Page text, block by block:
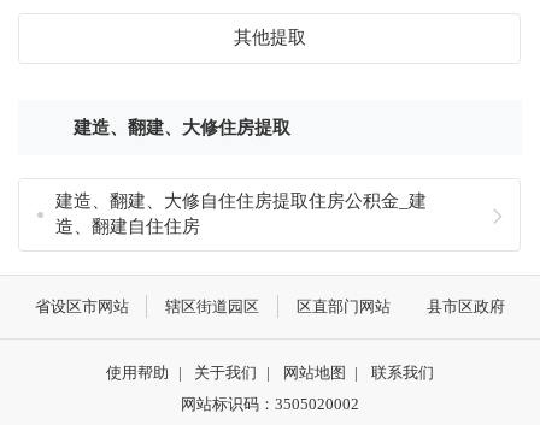
其他提取
建造、翻建、大修住房提取
建造、翻建、大修自住住房提取住房公积金_建
造、翻建自住住房
省设区市网站 辖区街道园区 区直部门网站 县市区政府
使用帮助 | 关于我们 | 网站地图 |
联系我们
网站标识码：3505020002